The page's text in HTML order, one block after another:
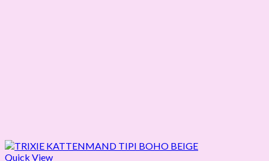
Quick View